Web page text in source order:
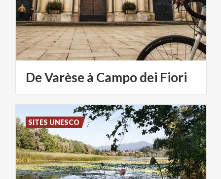
DeVarèseà Campodei Fiori
SITES UNESCO